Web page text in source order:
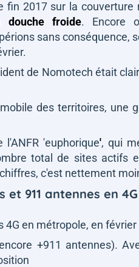
fin 2017 sur la
douche froide. Encore
sans conséquence,
de Nomotech était
des territoires, une
l'ANFR 'euphorique', qui
total de sites actifs
c'est nettement
et 911 antennes en
en métropole, en
+911 antennes).